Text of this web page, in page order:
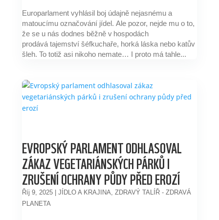
Europarlament vyhlásil boj údajně nejasnému a
matoucímu označování jídel. Ale pozor, nejde mu o to,
že se u nás dodnes běžně v hospodách
prodává tajemství šéfkuchaře, horká láska nebo katův
šleh. To totiž asi nikoho nemate… I proto má tahle...
EVROPSKÝ PARLAMENT ODHLASOVAL
ZÁKAZ VEGETARIÁNSKÝCH PÁRKŮ I
ZRUŠENÍ OCHRANY PŮDY PŘED EROZÍ
Říj 9, 2025| JÍDLO A KRAJINA, ZDRAVÝ TALÍŘ - ZDRAVÁ
PLANETA